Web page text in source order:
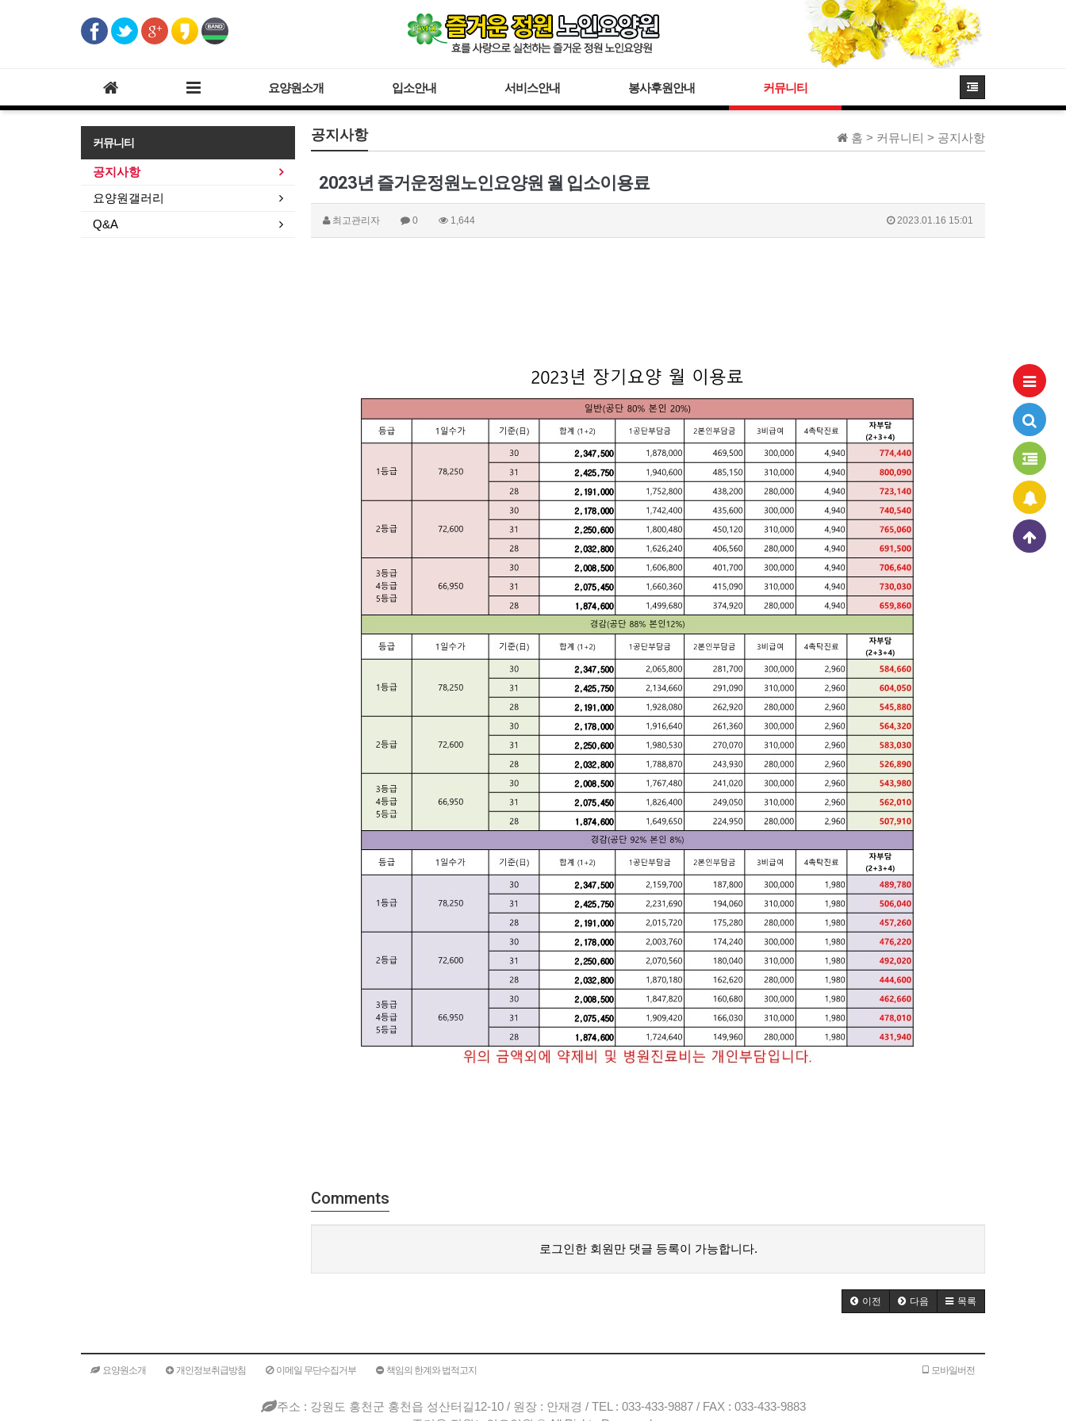
요양원소개 입소안내 서비스안내 봉사후원안내 커뮤니티
홈 > 커뮤니티 > 공지사항
공지사항
2023년 즐거운정원노인요양원 월 입소이용료
최고관리자 0 1,644 2023.01.16 15:01
Comments
로그인한 회원만 댓글 등록이 가능합니다.
이전 다음 목록
커뮤니티
공지사항
요양원갤러리
Q&A
요양원소개 개인정보취급방침 이메일 무단수집거부 책임의 한계와 법적고지 모바일버전
주소 : 강원도 홍천군 홍천읍 성산터길12-10 / 원장 : 안재경 / TEL : 033-433-9887 / FAX : 033-433-9883